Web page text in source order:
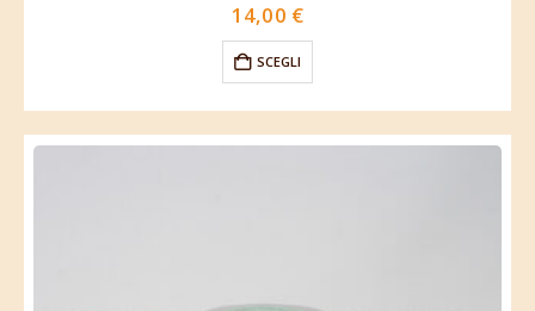
14,00 €
SCEGLI